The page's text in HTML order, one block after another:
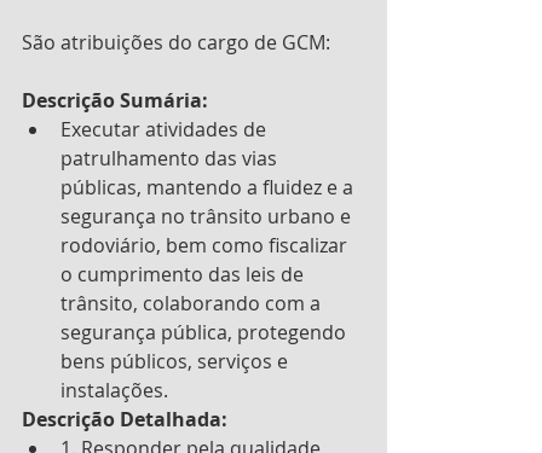
São atribuições do cargo de GCM:
Descrição Sumária:
Executar atividades de
patrulhamento das vias
públicas, mantendo a fluidez e a
segurança no trânsito urbano e
rodoviário, bem como fiscalizar
o cumprimento das leis de
trânsito, colaborando com a
segurança pública, protegendo
bens públicos, serviços e
instalações.
Descrição Detalhada:
1. Responder pela qualidade,